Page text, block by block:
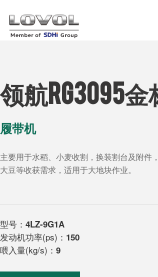
领航RG3095金
履带机
主要用于水稻、小麦收割，换装割台及附件
大豆等收获需求，适用于大地块作业。
型号： 4LZ-9G1A
发动机功率(ps)： 150
喂入量(kg/s)： 9